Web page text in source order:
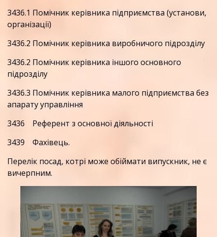
3436.1 Помічник керівника підприємства (установи,
організації)
3436.2 Помічник керівника виробничого підрозділу
3436.2 Помічник керівника іншого основного
підрозділу
3436.3 Помічник керівника малого підприємства без
апарату управління
3436 Референт з основної діяльності
3439 Фахівець.
Перелік посад, котрі може обіймати випускник, не є
вичерпним.